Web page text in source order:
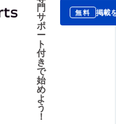
門
サ
ポ
ー
ト
付
き
で
始
め
よ
う
！
無料 掲載